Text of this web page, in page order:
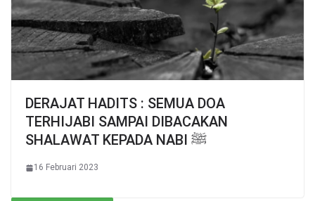
DERAJAT HADITS : SEMUA DOA
TERHIJABI SAMPAI DIBACAKAN
SHALAWAT KEPADA NABI ﷺ
16 Februari 2023